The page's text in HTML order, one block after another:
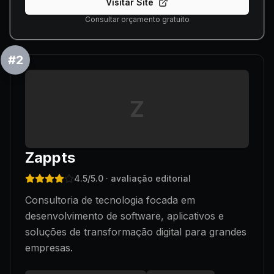
Visitar Site
Consultar orçamento gratuito
#2
Z
Zappts
4.5/5.0 · avaliação editorial
Consultoria de tecnologia focada em
desenvolvimento de software, aplicativos e
soluções de transformação digital para grandes
empresas.